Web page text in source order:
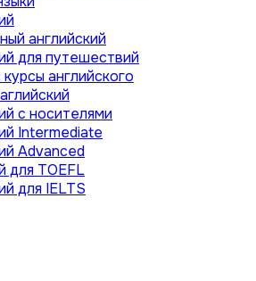
английский
для путешествий
английского
с носителями
Intermediate
Advanced
для TOEFL
для IELTS